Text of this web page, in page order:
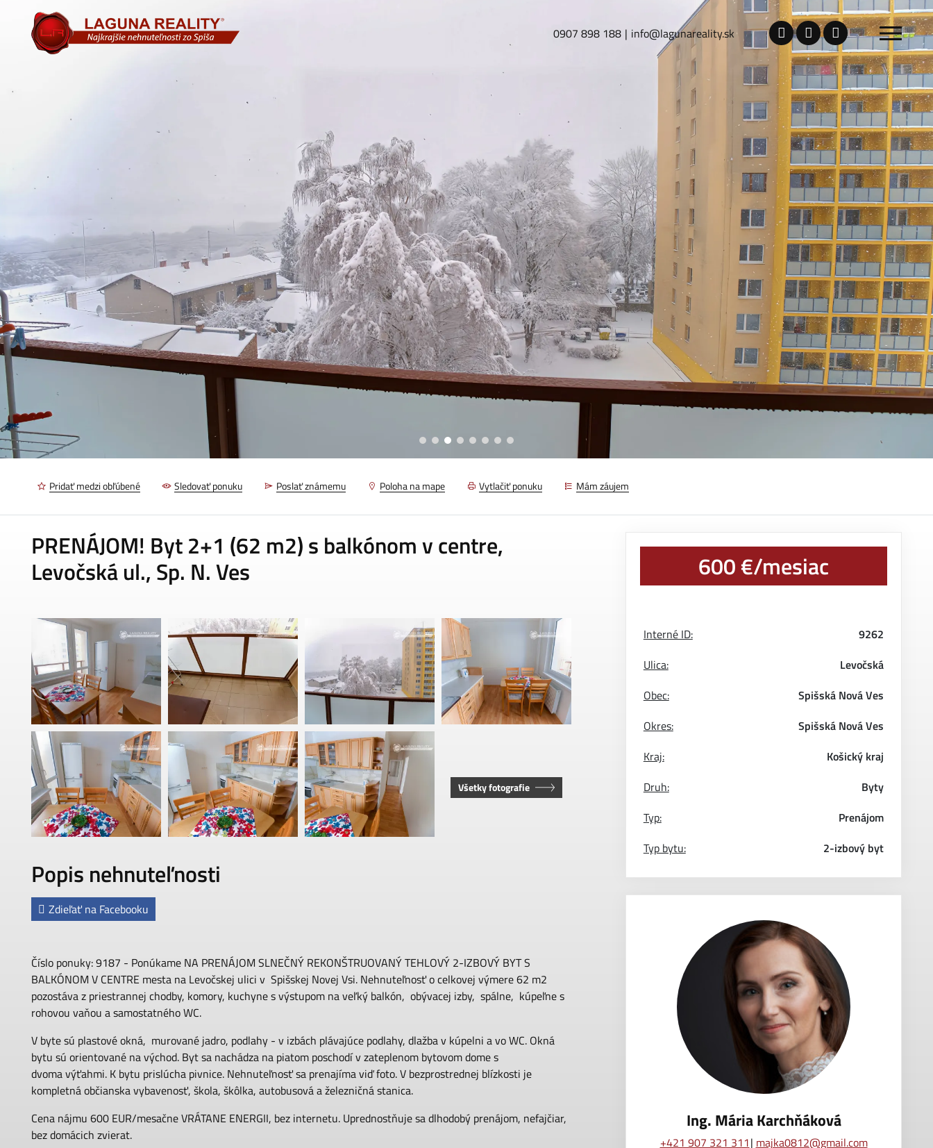
0907 898 188 info@lagunareality.sk
Pridať medzi obľúbené Sledovať ponuku Poslať známemu Poloha na mape Vytlačiť ponuku Mám záujem
PRENÁJOM! Byt 2+1 (62 m2) s balkónom v centre,
Levočská ul., Sp. N. Ves
Všetky fotografie
Popis nehnuteľnosti
Zdieľať na Facebooku
Číslo ponuky: 9187 - Ponúkame NA PRENÁJOM SLNEČNÝ REKONŠTRUOVANÝ TEHLOVÝ 2-IZBOVÝ BYT S
BALKÓNOM V CENTRE mesta na Levočskej ulici v Spišskej Novej Vsi. Nehnuteľnosť o celkovej výmere 62 m2
pozostáva z priestrannej chodby, komory, kuchyne s výstupom na veľký balkón, obývacej izby, spálne, kúpeľne s
rohovou vaňou a samostatného WC.
V byte sú plastové okná, murované jadro, podlahy - v izbách plávajúce podlahy, dlažba v kúpelni a vo WC. Okná
bytu sú orientované na východ. Byt sa nachádza na piatom poschodí v zateplenom bytovom dome s
dvoma výťahmi. K bytu prislúcha pivnice. Nehnuteľnosť sa prenajíma viď foto. V bezprostrednej blízkosti je
kompletná občianska vybavenosť, škola, škôlka, autobusová a železničná stanica.
Cena nájmu 600 EUR/mesačne VRÁTANE ENERGII, bez internetu. Uprednostňuje sa dlhodobý prenájom, nefajčiar,
bez domácich zvierat.
600 €/mesiac
Interné ID:
9262
Ulica:
Levočská
Obec:
Spišská Nová Ves
Okres:
Spišská Nová Ves
Kraj:
Košický kraj
Druh:
Byty
Typ:
Prenájom
Typ bytu:
2-izbový byt
Ing. Mária Karchňáková
+421 907 321 311 majka0812@gmail.com